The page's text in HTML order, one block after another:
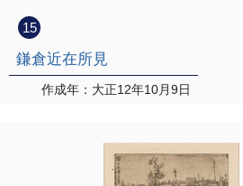
15
鎌倉近在所見
作成年：大正12年10月9日